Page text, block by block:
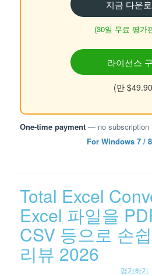
지금 다운
(30일 무료 평가
라이선스
(만
One-time payment — no subscription
For Windows 7 /
Total Excel
Excel 파일을
CSV 등으로 손
리뷰 2026
평가하기